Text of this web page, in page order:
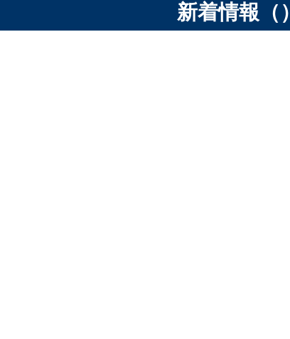
新着情報（）